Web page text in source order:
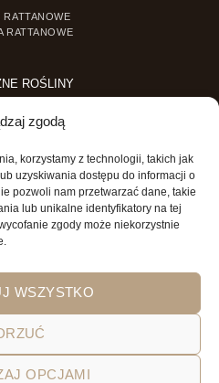
zgodą
korzystamy z technologii, takich jak
uzyskiwania dostępu do informacji o
pozwoli nam przetwarzać dane, takie
lub unikalne identyfikatory na tej
zgody może niekorzystnie
WSZYSTKO
OPCJAMI
RATTANOWE
RATTANOWE
ROŚLINY
DONICZKOWE
DLA DZIECI
REGULAMIN SKLEPU ON-LINE